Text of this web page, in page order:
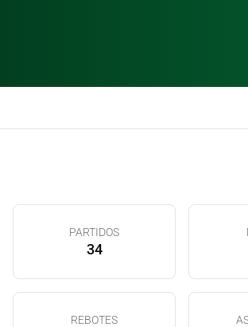
PARTIDOS
34
REBOTES